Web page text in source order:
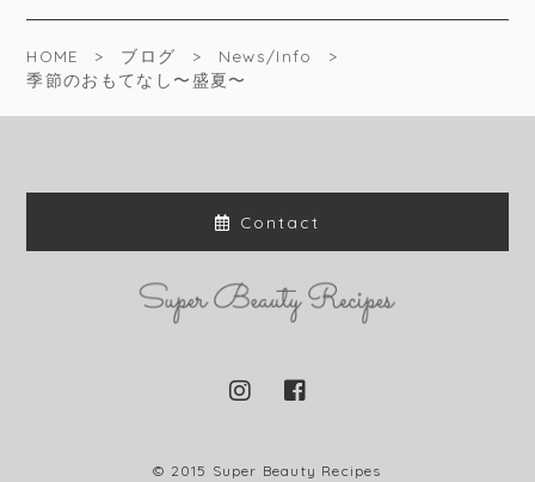
HOME ブログ
News/Info
季節のおもてなし〜盛夏〜
Contact
© 2015 Super Beauty Recipes